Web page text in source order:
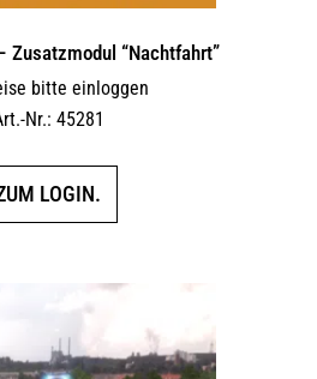
Zusatzmodul “Nachtfahrt”
bitte einloggen
Nr.: 45281
LOGIN.